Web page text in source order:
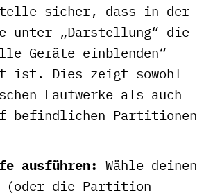
sicher, dass in der
unter „Darstellung“ die
Geräte einblenden“
ist. Dies zeigt sowohl
Laufwerke als auch
befindlichen Partitionen
ausführen: Wähle deinen
(oder die Partition